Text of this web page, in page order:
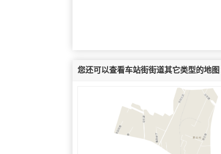
您还可以查看车站街街道其它类型的地图